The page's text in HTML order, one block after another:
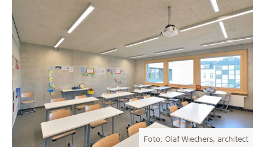
Foto: Olaf Wiechers, architect